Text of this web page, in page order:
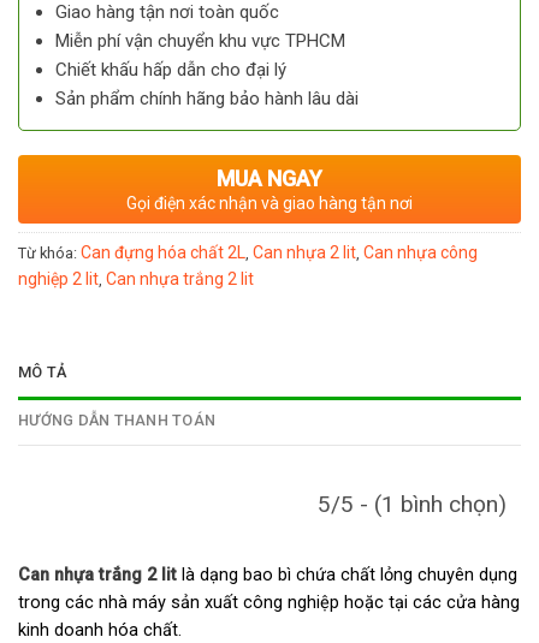
Giao hàng tận nơi toàn quốc
Miễn phí vận chuyển khu vực TPHCM
Chiết khấu hấp dẫn cho đại lý
Sản phẩm chính hãng bảo hành lâu dài
MUA NGAY
Gọi điện xác nhận và giao hàng tận nơi
Từ khóa: Can đựng hóa chất 2L, Can nhựa 2 lit, Can nhựa công
nghiệp 2 lit, Can nhựa trắng 2 lit
MÔ TẢ
HƯỚNG DẪN THANH TOÁN
5/5 - (1 bình chọn)
Can nhựa trắng 2 lit là dạng bao bì chứa chất lỏng chuyên dụng
trong các nhà máy sản xuất công nghiệp hoặc tại các cửa hàng
kinh doanh hóa chất.